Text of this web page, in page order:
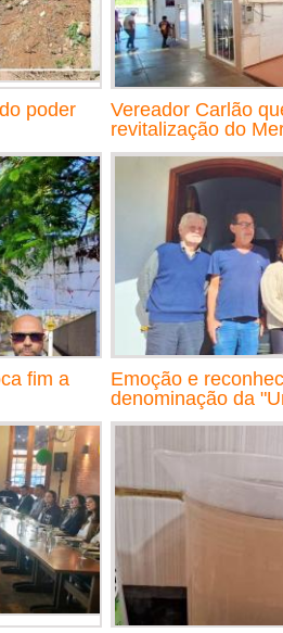
poder
Vereador Carlão
revitalização do
fim a
Emoção e
denominação da